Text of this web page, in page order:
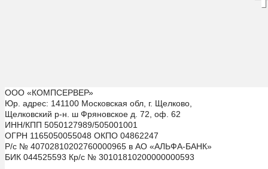
ООО «КОМПСЕРВЕР»
Юр. адрес: 141100 Московская обл, г. Щелково,
Щелковский р-н. ш Фряновское д. 72, оф. 62
ИНН/КПП 5050127989/505001001
ОГРН 1165050055048 ОКПО 04862247
Р/с № 40702810202760000965 в АО «АЛЬФА-БАНК»
БИК 044525593 Кр/с № 30101810200000000593